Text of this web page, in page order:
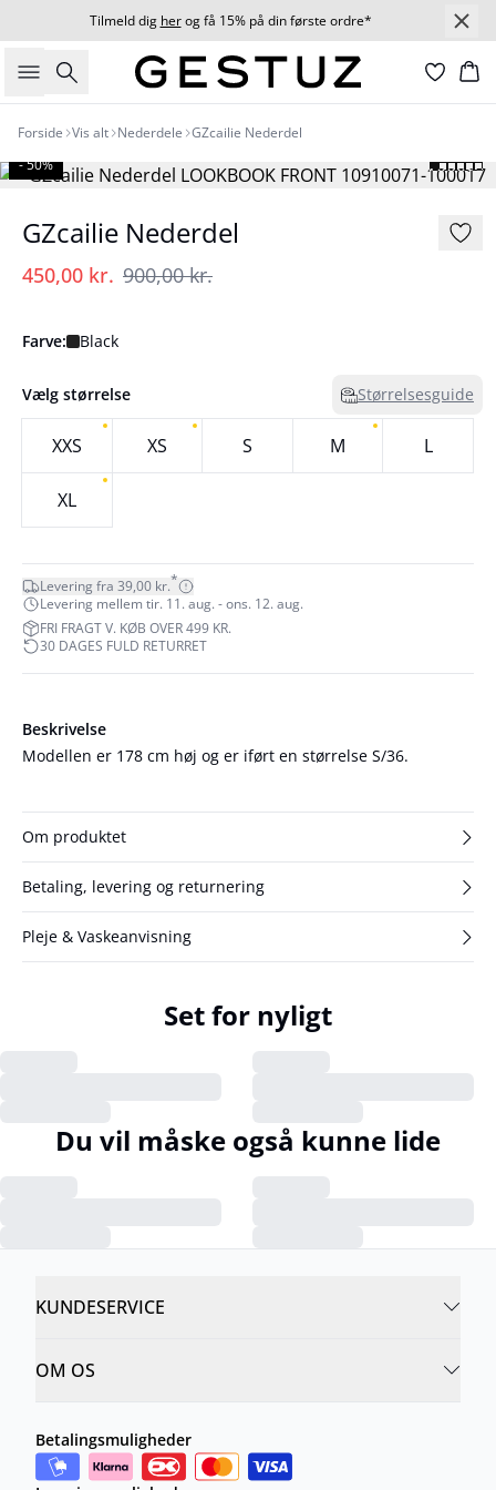
Tilmeld dig herog få 15% på din første ordre*
Søg
Forside Vis alt Nederdele GZcailie Nederdel
- 50%
GZcailie Nederdel
450,00 kr. 900,00 kr.
Farve: Black
Vælg størrelse Størrelsesguide
XXS XS S M L
XL
Levering fra 39,00 kr.*
Levering mellem tir. 11. aug. - ons. 12. aug.
FRI FRAGT V. KØB OVER 499 KR.
30 DAGES FULD RETURRET
Beskrivelse
Modellen er 178 cm høj og er iført en størrelse S/36.
Om produktet
Betaling, levering og returnering
Pleje & Vaskeanvisning
Set for nyligt
Du vil måske også kunne lide
KUNDESERVICE
OM OS
Betalingsmuligheder